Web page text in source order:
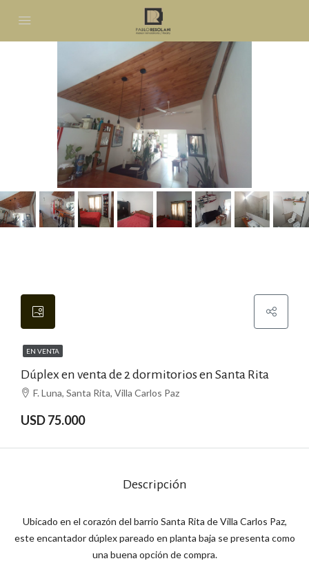
EN VENTA
Dúplex en venta de 2 dormitorios en Santa Rita
F. Luna, Santa Rita, Villa Carlos Paz
USD 75.000
Descripción
Ubicado en el corazón del barrio Santa Rita de Villa Carlos Paz,
este encantador dúplex pareado en planta baja se presenta como
una buena opción de compra.